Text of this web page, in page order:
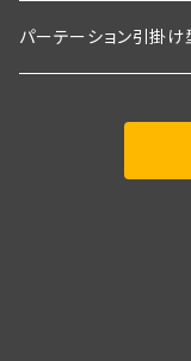
３段セット＋トップライ
３段タイプ 埋込照明付
２段タイプ 埋込照明付
Ｓシリーズ 30ｃｍ板・
３段タイプ 埋込照明付
２段タイプ 埋込照明付
Ｐシリーズ 30ｃｍ板
２段タイプ 埋込照明付
Ｐシリーズ 30ｃｍ板
2段用タイプ
Rシリーズ 【新規】30
3段用タイプ 埋込照明
Ｓシリーズ 【新規】
2段用タイプ 埋込照明
パーテーション引掛け
展示会向け 2400ｍ
事務所用 900ｍｍ